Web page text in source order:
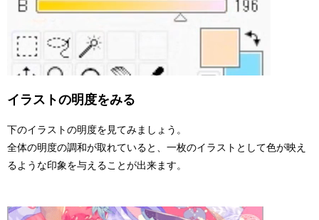
イラストの明度をみる
下のイラストの明度を見てみましょう。
全体の明度の調和が取れていると、一枚のイラストとして色が映え
るような印象を与えることが出来ます。